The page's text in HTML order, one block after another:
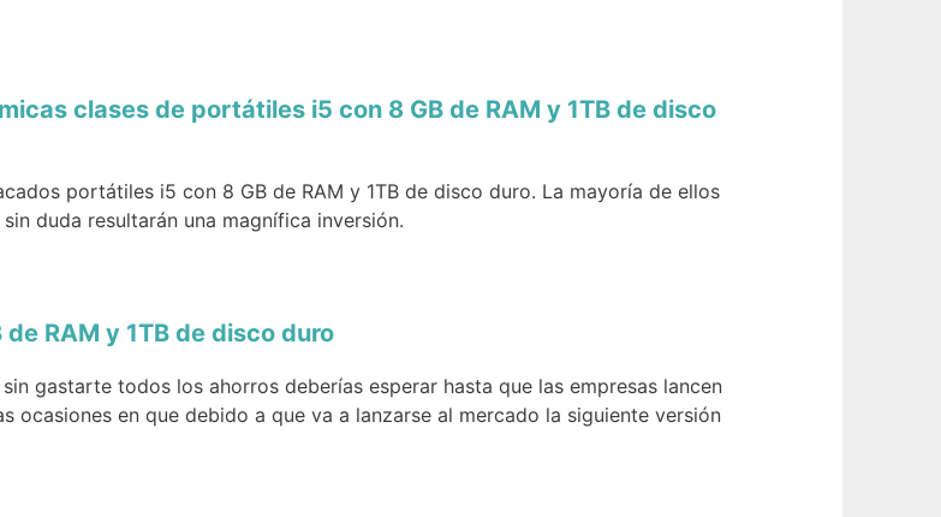
clases de portátiles i5 con 8 GB de RAM y 1TB de disco
portátiles i5 con 8 GB de RAM y 1TB de disco duro. La mayoría de ellos
duda resultarán una magnífica inversión.
RAM y 1TB de disco duro
gastarte todos los ahorros deberías esperar hasta que las empresas lancen
ocasiones en que debido a que va a lanzarse al mercado la siguiente versión